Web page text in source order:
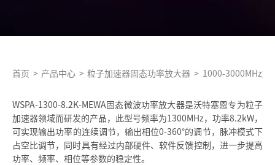
首页 > 产品中心 > 粒子加速器固态功率放大器 > 1000-3000MHz加
WSPA-1300-8.2K-MEWA固态微波功率放大器是沃特塞恩专为粒子
加速器领域而研发的产品，此型号频率为1300MHz，功率8.2kW，
可实现输出功率的连续调节，输出相位0-360°的调节，脉冲模式下
占空比调节，同时具有经过内部硬件、软件反馈控制，进一步提高
功率、频率、相位等参数的稳定性。